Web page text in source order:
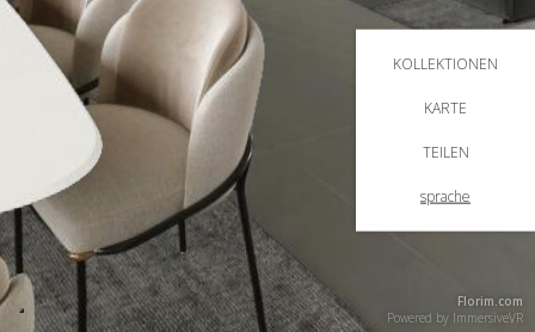
KOLLEKTIONEN
KARTE
TEILEN
sprache
Florim.com
Powered by ImmersiveVR